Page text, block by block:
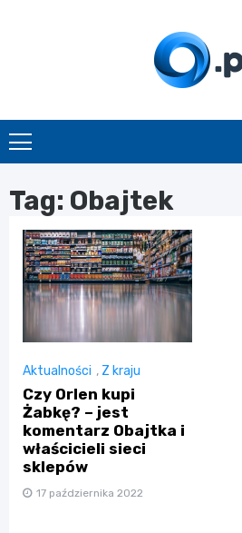
O.pl
Tag: Obajtek
Aktualności , Z kraju
Czy Orlen kupi
Żabkę? – jest
komentarz Obajtka i
właścicieli sieci
sklepów
17 października 2022